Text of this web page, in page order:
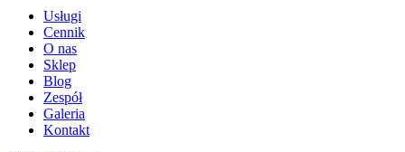
Usługi
Cennik
O nas
Sklep
Blog
Zespół
Galeria
Kontakt